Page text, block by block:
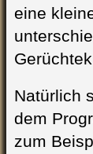
eine
Natürlich
dem
zum